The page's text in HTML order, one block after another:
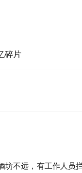
碎片
坊不远，有工作人员